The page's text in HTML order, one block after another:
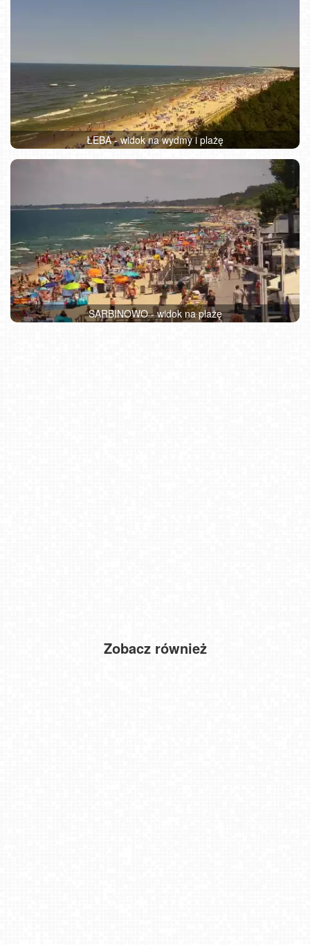
ŁEBA - widok na wydmy i plażę
SARBINOWO - widok na plażę
Zobacz również